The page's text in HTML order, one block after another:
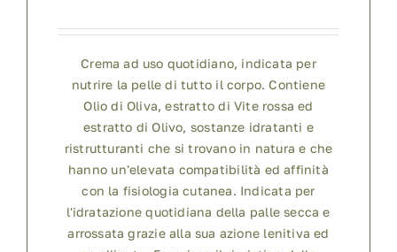
Crema ad uso quotidiano, indicata per
nutrire la pelle di tutto il corpo. Contiene
Olio di Oliva, estratto di Vite rossa ed
estratto di Olivo, sostanze idratanti e
ristrutturanti che si trovano in natura e che
hanno un'elevata compatibilità ed affinità
con la fisiologia cutanea. Indicata per
l'idratazione quotidiana della palle secca e
arrossata grazie alla sua azione lenitiva ed